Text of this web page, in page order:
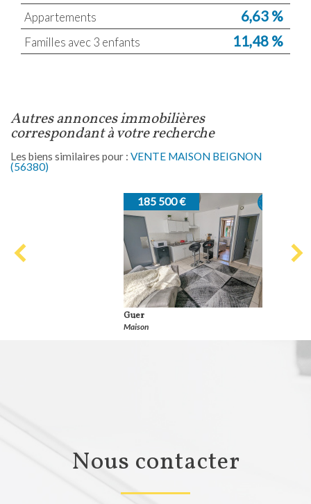
Appartements 6,63 %
Familles avec 3 enfants 11,48 %
autres annonces immobilières
correspondant à votre recherche
Les biens similaires pour : VENTE MAISON BEIGNON
(56380)
185 500 €
nous contacter